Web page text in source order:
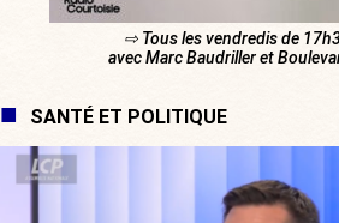
⇨ Tous les vendredis de
avec Marc Baudriller et
SANTÉ ET POLITIQUE